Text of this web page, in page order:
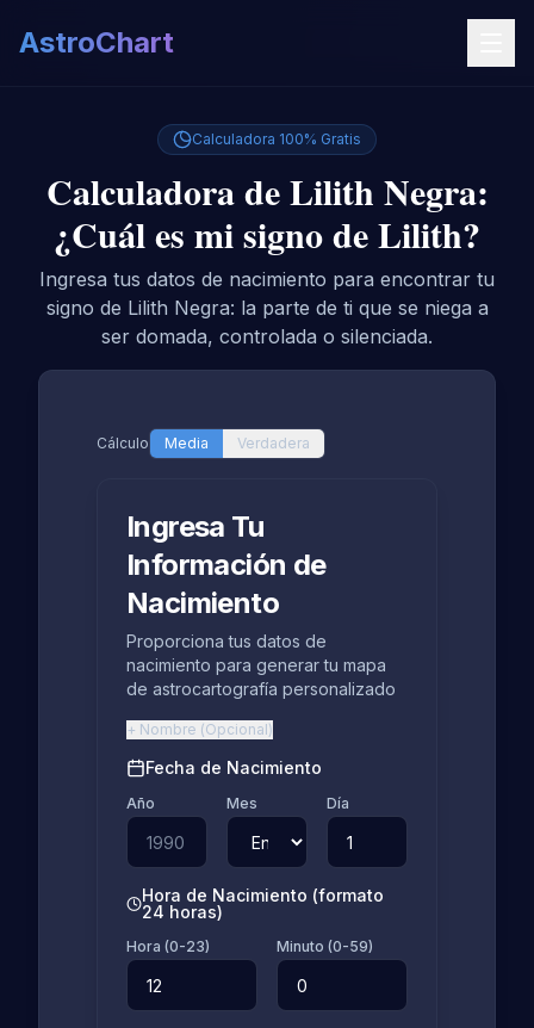
AstroChart
Calculadora 100% Gratis
Calculadora de Lilith Negra:
¿Cuál es mi signo de Lilith?
Ingresa tus datos de nacimiento para encontrar tu
signo de Lilith Negra: la parte de ti que se niega a
ser domada, controlada o silenciada.
Cálculo Media Verdadera
Ingresa Tu
Información de
Nacimiento
Proporciona tus datos de
nacimiento para generar tu mapa
de astrocartografía personalizado
+ Nombre (Opcional)
Fecha de Nacimiento
Año Mes Día
Hora de Nacimiento (formato
24 horas)
Hora (0-23) Minuto (0-59)